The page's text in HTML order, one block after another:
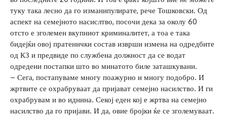
туку така лесно да го изманипулирате, рече Тошковски. Од
аспект на семејното насислтво, посочи дека за околу 60
отсто е зголемен вкупниот криминалитет, а тоа е така
бидејќи овој пратенички состав изврши измена на одредбите
од КЗ и предвиде по службена должност да се водат
одредени постапки што во минатото биле заташкувани.
– Сега, постапуваме многу поажурно и многу подобро. И
жртвите се охрабруваат да пријават семејно насилство. И ги
охрабрувам и во иднина. Секој еден кој е жртва на семејно
насилство да го пријави. И да, овие бројки ќе се зголемуваат.